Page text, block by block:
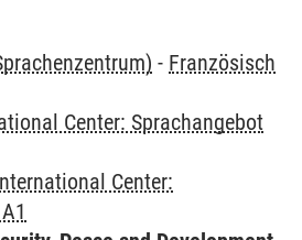
- Französisch
Center: Sprachangebot
Center: